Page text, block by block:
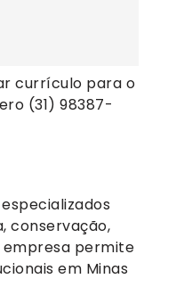
currículo para o
(31) 98387-
conservação,
empresa permite
em Minas